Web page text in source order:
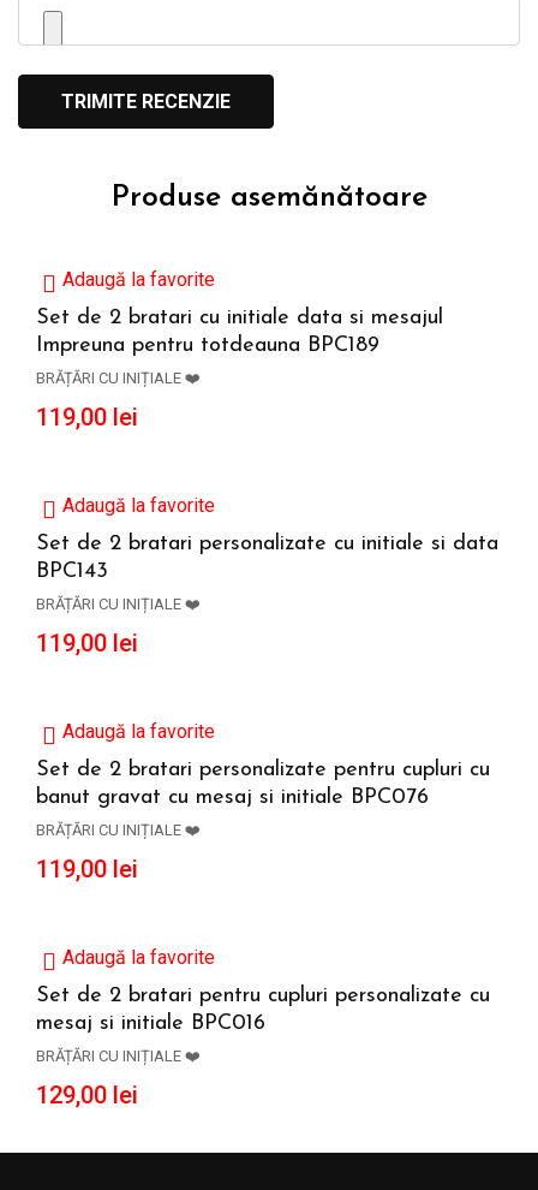
Produse asemănătoare
Adaugă la favorite
Set de 2 bratari cu initiale data si mesajul
Impreuna pentru totdeauna BPC189
BRĂȚĂRI CU INIȚIALE ❤️
119,00 lei
Adaugă la favorite
Set de 2 bratari personalizate cu initiale si data
BPC143
BRĂȚĂRI CU INIȚIALE ❤️
119,00 lei
Adaugă la favorite
Set de 2 bratari personalizate pentru cupluri cu
banut gravat cu mesaj si initiale BPC076
BRĂȚĂRI CU INIȚIALE ❤️
119,00 lei
Adaugă la favorite
Set de 2 bratari pentru cupluri personalizate cu
mesaj si initiale BPC016
BRĂȚĂRI CU INIȚIALE ❤️
129,00 lei